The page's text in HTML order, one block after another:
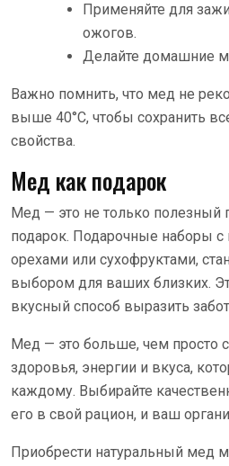
Применяйте для
ожогов.
Делайте домашние
Важно помнить, что мед не
выше 40°C, чтобы сохранить
свойства.
Мед как подарок
Мед — это не только полезный
подарок. Подарочные наборы
орехами или сухофруктами,
выбором для ваших близких.
вкусный способ выразить
Мед — это больше, чем просто
здоровья, энергии и вкуса,
каждому. Выбирайте
его в свой рацион, и ваш
Приобрести натуральный мед